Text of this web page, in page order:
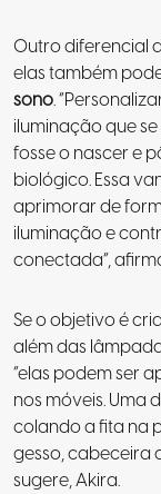
Outro diferencial
elas também
sono.
iluminação que
fosse o nascer e
biológico. Essa
aprimorar de
iluminação e
conectada”,
Se o objetivo é
além das
“elas podem ser
nos móveis. Uma
colando a fita na
gesso, cabeceira
sugere, Akira.